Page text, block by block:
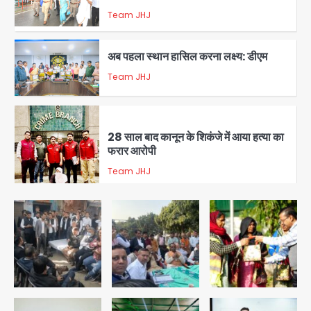
3
4
28 साल बाद कानून के शिकंजे में आया हत्या का
फरार आरोपी
5
डबल मर्डर का मुख्य साजिशकर्ता क्राइम ब्रांच
के हत्थे
Team JHJ
Trump’s Dual Crisis: ईरान युद्ध से